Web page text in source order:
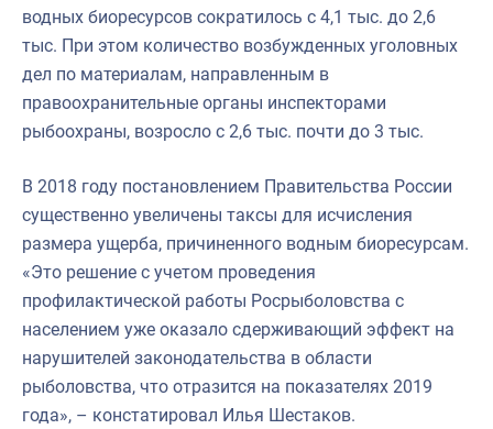
водных биоресурсов сократилось с 4,1 тыс. до 2,6
тыс. При этом количество возбужденных уголовных
дел по материалам, направленным в
правоохранительные органы инспекторами
рыбоохраны, возросло с 2,6 тыс. почти до 3 тыс.
В 2018 году постановлением Правительства России
существенно увеличены таксы для исчисления
размера ущерба, причиненного водным биоресурсам.
«Это решение с учетом проведения
профилактической работы Росрыболовства с
населением уже оказало сдерживающий эффект на
нарушителей законодательства в области
рыболовства, что отразится на показателях 2019
года», – констатировал Илья Шестаков.